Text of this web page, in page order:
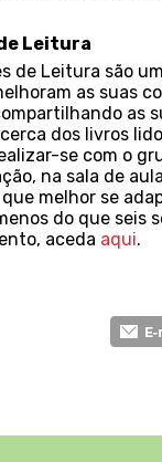
Leitura
de Leitura são
as suas
as
dos livros
se com o
na sala de
melhor se
do que seis
aceda aqui.